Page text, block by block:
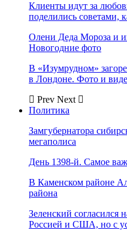
Клиенты идут за
поделились советами,
Олени Деда Мороза и
Новогодние фото
В «Изумрудном»
в Лондоне. Фото и
Prev Next
Политика
Замгубернатора
мегаполиса
День 1398-й. Самое
В Каменском районе
района
Зеленский согласился
Россией и США, но с